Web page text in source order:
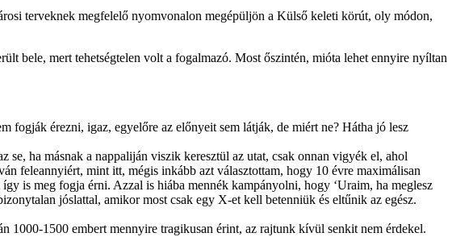
terveknek megfelelő nyomvonalon megépüljön a Külső keleti körút, oly módon,
bele, mert tehetségtelen volt a fogalmazó. Most őszintén, mióta lehet ennyire nyíltan
érezni, igaz, egyelőre az előnyeit sem látják, de miért ne? Hátha jó lesz
ha másnak a nappaliján viszik keresztül az utat, csak onnan vigyék el, ahol
feleannyiért, mint itt, mégis inkább azt választottam, hogy 10 évre maximálisan
is meg fogja érni. Azzal is hiába mennék kampányolni, hogy ‘Uraim, ha meglesz
jóslattal, amikor most csak egy X-et kell betenniük és eltűnik az egész.
1500 embert mennyire tragikusan érint, az rajtunk kívül senkit nem érdekel.